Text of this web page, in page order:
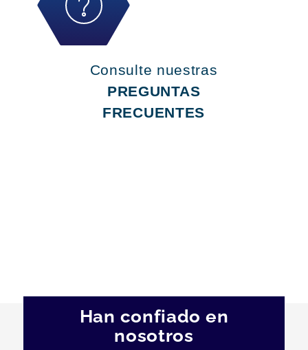
Consulte nuestras
PREGUNTAS
FRECUENTES
Han confiado en
nosotros